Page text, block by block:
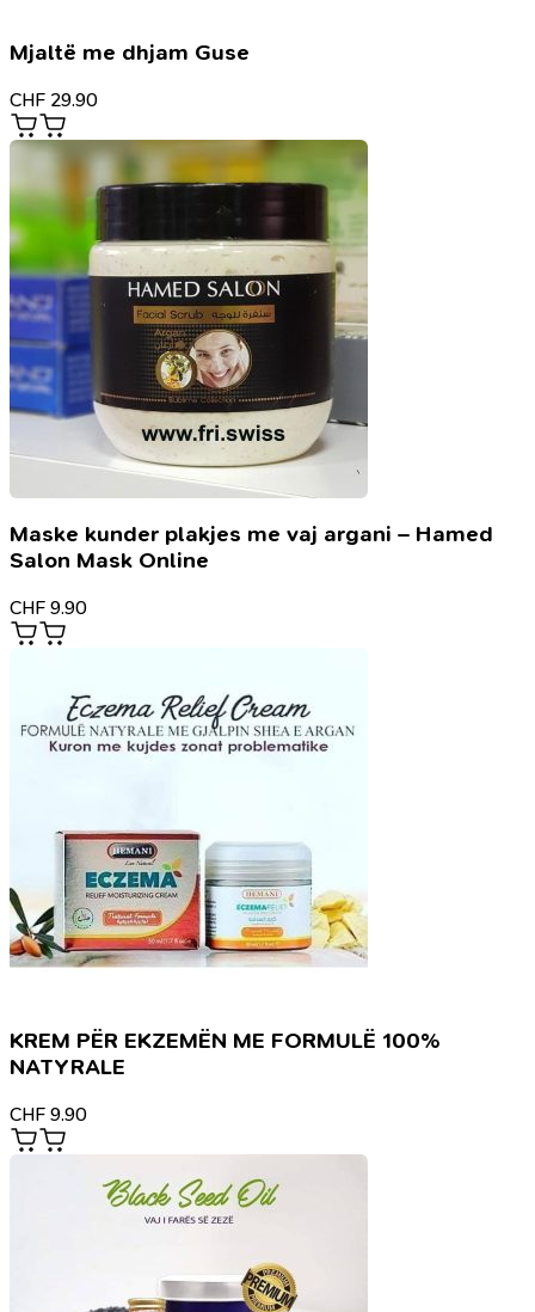
Mjaltë me dhjam Guse
CHF 29.90
Maske kunder plakjes me vaj argani – Hamed
Salon Mask Online
CHF 9.90
KREM PËR EKZEMËN ME FORMULË 100%
NATYRALE
CHF 9.90